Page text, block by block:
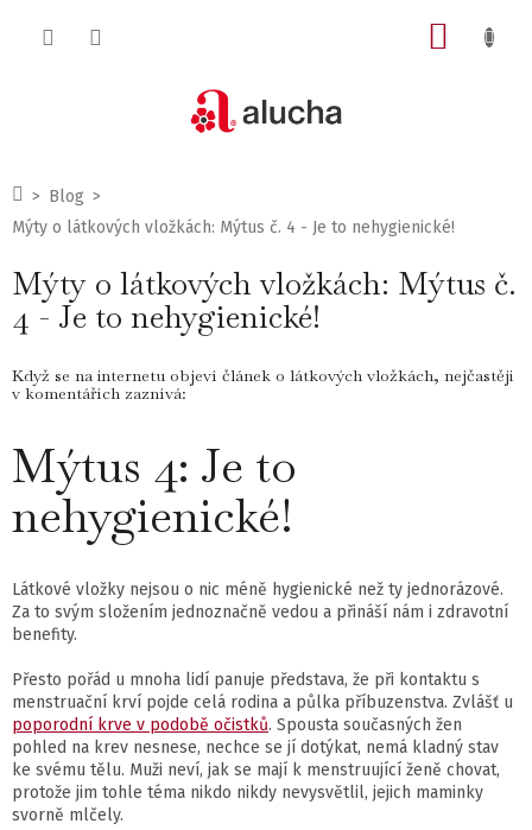
DomůBlog
Mýty o látkových vložkách: Mýtus č. 4 - Je to nehygienické!
Mýty o látkových vložkách: Mýtus č.
4 - Je to nehygienické!
Když se na internetu objeví článek o látkových vložkách, nejčastěji
v komentářích zaznívá:
Mýtus 4: Je to
nehygienické!
Látkové vložky nejsou o nic méně hygienické než ty jednorázové.
Za to svým složením jednoznačně vedou a přináší nám i zdravotní
benefity.
Přesto pořád u mnoha lidí panuje představa, že při kontaktu s
menstruační krví pojde celá rodina a půlka příbuzenstva. Zvlášť u
poporodní krve v podobě očistků. Spousta současných žen
pohled na krev nesnese, nechce se jí dotýkat, nemá kladný stav
ke svému tělu. Muži neví, jak se mají k menstruující ženě chovat,
protože jim tohle téma nikdo nikdy nevysvětlil, jejich maminky
svorně mlčely.